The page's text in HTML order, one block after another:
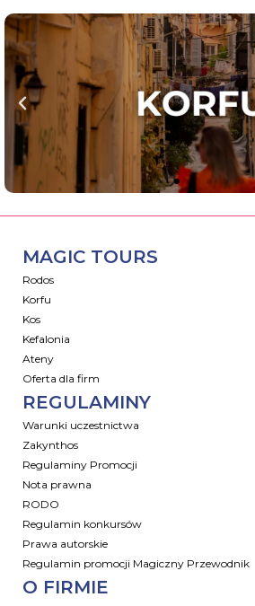
MAGIC TOURS
Rodos
Korfu
Kos
Kefalonia
Ateny
Oferta dla firm
REGULAMINY
Warunki uczestnictwa
Zakynthos
Regulaminy Promocji
Nota prawna
RODO
Regulamin konkursów
Prawa autorskie
Regulamin promocji Magiczny Przewodnik
O FIRMIE